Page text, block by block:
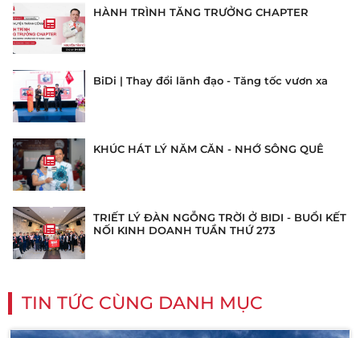
HÀNH TRÌNH TĂNG TRƯỞNG CHAPTER
BiDi | Thay đổi lãnh đạo - Tăng tốc vươn xa
KHÚC HÁT LÝ NĂM CĂN - NHỚ SÔNG QUÊ
TRIẾT LÝ ĐÀN NGỖNG TRỜI Ở BIDI - BUỔI KẾT
NỐI KINH DOANH TUẦN THỨ 273
TIN TỨC CÙNG DANH MỤC